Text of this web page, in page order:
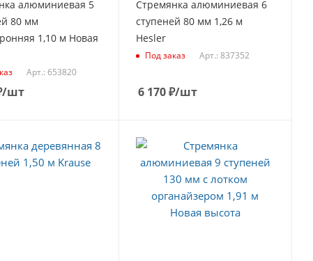
алюминиевая 5
80 мм
1,10 м Новая
Арт.: 653820
/шт
Стремянка алюминиевая 6
ступеней 80 мм 1,26 м
Hesler
Под заказ Арт.: 837352
6 170₽/шт